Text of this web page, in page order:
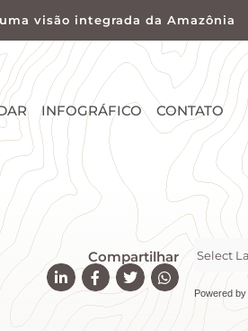
visão integrada da Amazônia
INFOGRÁFICO CONTATO
Compartilhar
Powered by